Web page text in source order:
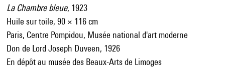
La Chambre bleue, 1923
Huile sur toile, 90 × 116 cm
Paris, Centre Pompidou, Musée national d'art moderne
Don de Lord Joseph Duveen, 1926
En dépôt au musée des Beaux-Arts de Limoges